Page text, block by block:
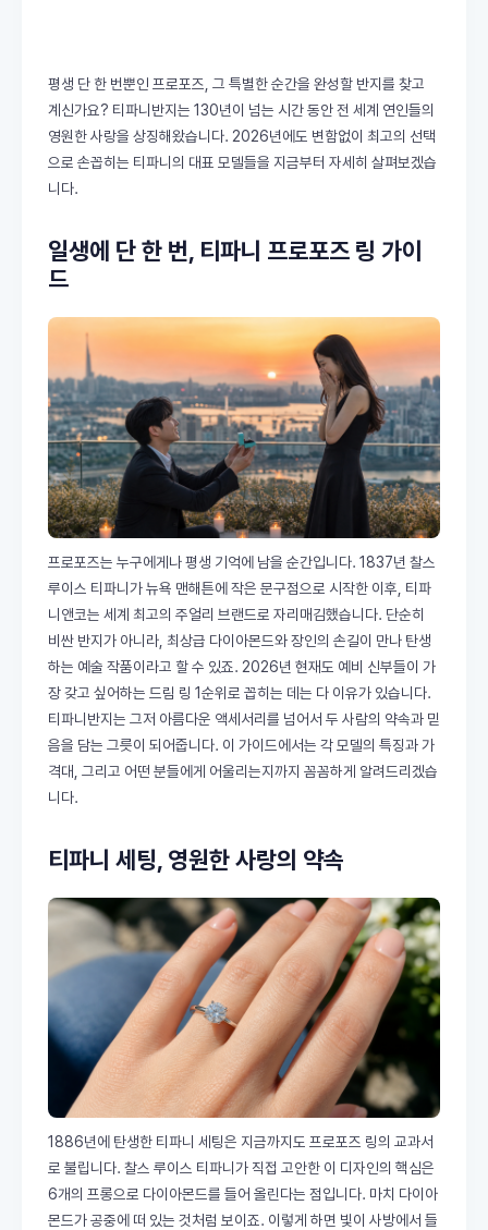
평생 단 한 번뿐인 프로포즈, 그 특별한 순간을 완성할 반지를 찾고
계신가요? 티파니반지는 130년이 넘는 시간 동안 전 세계 연인들의
영원한 사랑을 상징해왔습니다. 2026년에도 변함없이 최고의 선택
으로 손꼽히는 티파니의 대표 모델들을 지금부터 자세히 살펴보겠습
니다.
일생에 단 한 번, 티파니 프로포즈 링 가이
드
프로포즈는 누구에게나 평생 기억에 남을 순간입니다. 1837년 찰스
루이스 티파니가 뉴욕 맨해튼에 작은 문구점으로 시작한 이후, 티파
니앤코는 세계 최고의 주얼리 브랜드로 자리매김했습니다. 단순히
비싼 반지가 아니라, 최상급 다이아몬드와 장인의 손길이 만나 탄생
하는 예술 작품이라고 할 수 있죠. 2026년 현재도 예비 신부들이 가
장 갖고 싶어하는 드림 링 1순위로 꼽히는 데는 다 이유가 있습니다.
티파니반지는 그저 아름다운 액세서리를 넘어서 두 사람의 약속과 믿
음을 담는 그릇이 되어줍니다. 이 가이드에서는 각 모델의 특징과 가
격대, 그리고 어떤 분들에게 어울리는지까지 꼼꼼하게 알려드리겠습
니다.
티파니 세팅, 영원한 사랑의 약속
1886년에 탄생한 티파니 세팅은 지금까지도 프로포즈 링의 교과서
로 불립니다. 찰스 루이스 티파니가 직접 고안한 이 디자인의 핵심은
6개의 프롱으로 다이아몬드를 들어 올린다는 점입니다. 마치 다이아
몬드가 공중에 떠 있는 것처럼 보이죠. 이렇게 하면 빛이 사방에서 들